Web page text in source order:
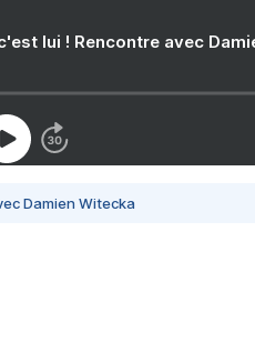
lui ! Rencontre avec
Damien Witecka